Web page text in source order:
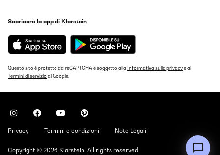
Scaricare la app di Klarstein
Questo sito è protetto da reCAPTCHA e soggetto alla Informativa sulla privacye ai
Termini di serviziodi Google.
Privacy Termini e condizioni Note Legali
Copyright © 2026 Klarstein. All rights reserved